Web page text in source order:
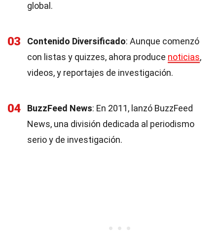
global.
03 Contenido Diversificado: Aunque comenzó
con listas y quizzes, ahora produce noticias,
videos, y reportajes de investigación.
04 BuzzFeed News: En 2011, lanzó BuzzFeed
News, una división dedicada al periodismo
serio y de investigación.